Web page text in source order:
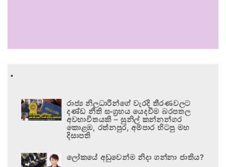
.
රාජ්‍ය නිලධාරීන්ගේ වැරදි තීරණවලට
දණ්ඩ නීති සංග්‍රහය යෙදවීම බරපතල
අවභාවිතයකි – සුනිල් කන්නන්ගර
කොළඹ, රත්නපුර, අම්පාර හිටපු මහ
දිසාපති
ලෝකයේ අඩුවෙන්ම නිදා ගන්නා ජාතිය?